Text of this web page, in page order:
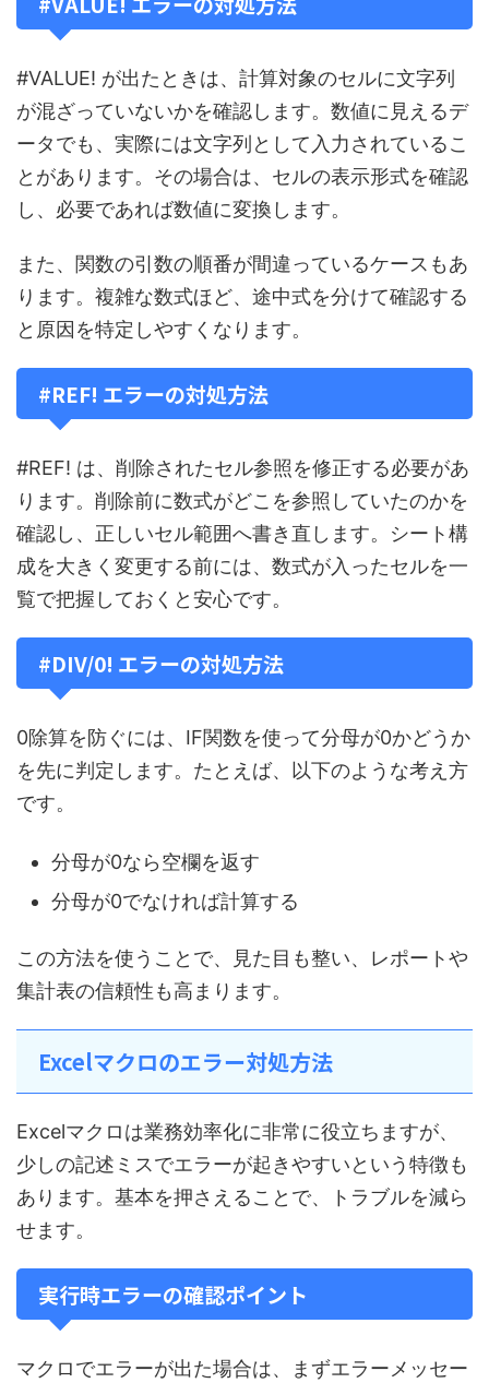
#VALUE! が出たときは、計算対象のセルに文字列
が混ざっていないかを確認します。数値に見えるデ
ータでも、実際には文字列として入力されているこ
とがあります。その場合は、セルの表示形式を確認
し、必要であれば数値に変換します。
また、関数の引数の順番が間違っているケースもあ
ります。複雑な数式ほど、途中式を分けて確認する
と原因を特定しやすくなります。
#REF! エラーの対処方法
#REF! は、削除されたセル参照を修正する必要があ
ります。削除前に数式がどこを参照していたのかを
確認し、正しいセル範囲へ書き直します。シート構
成を大きく変更する前には、数式が入ったセルを一
覧で把握しておくと安心です。
#DIV/0! エラーの対処方法
0除算を防ぐには、IF関数を使って分母が0かどうか
を先に判定します。たとえば、以下のような考え方
です。
分母が0なら空欄を返す
分母が0でなければ計算する
この方法を使うことで、見た目も整い、レポートや
集計表の信頼性も高まります。
Excelマクロのエラー対処方法
Excelマクロは業務効率化に非常に役立ちますが、
少しの記述ミスでエラーが起きやすいという特徴も
あります。基本を押さえることで、トラブルを減ら
せます。
実行時エラーの確認ポイント
マクロでエラーが出た場合は、まずエラーメッセー